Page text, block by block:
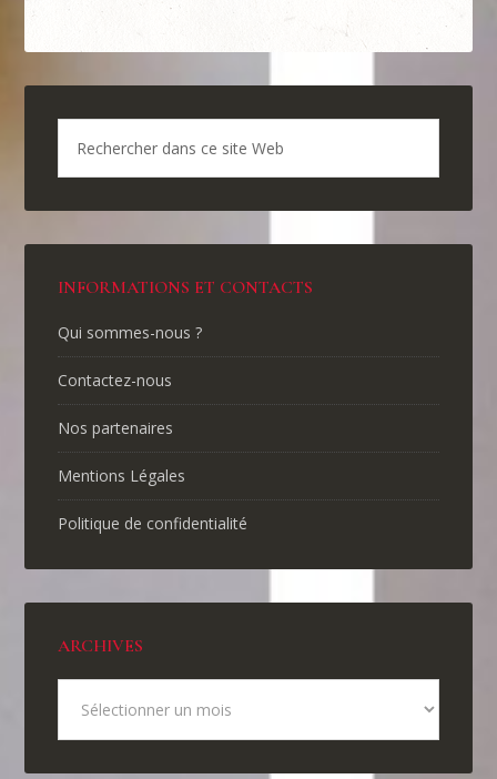
INFORMATIONS ET CONTACTS
Qui sommes-nous ?
Contactez-nous
Nos partenaires
Mentions Légales
Politique de confidentialité
ARCHIVES